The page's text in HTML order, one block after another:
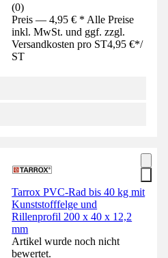
(0)
Preis — 4,95 € * Alle Preise
inkl. MwSt. und ggf. zzgl.
Versandkosten pro ST4,95 €*/
ST
Tarrox PVC-Rad bis 40 kg mit
Kunststofffelge und
Rillenprofil 200 x 40 x 12,2
mm
Artikel wurde noch nicht
bewertet.